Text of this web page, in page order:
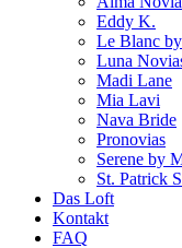
Eddy K.
Le Blanc
Luna
Madi Lane
Mia Lavi
Nava Bride
Pronovias
Serene by
St. Patrick
Das Loft
Kontakt
FAQ